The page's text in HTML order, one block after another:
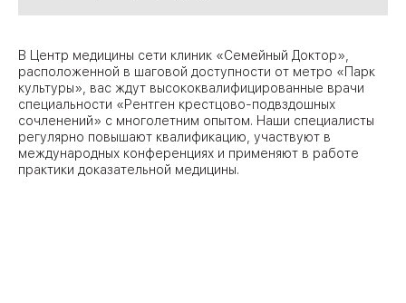
ЗАО 03
16
Академика
Янгеля
В Центр медицины сети клиник «Семейный Доктор»,
расположенной в шаговой доступности от метро «Парк
культуры», вас ждут высококвалифицированные врачи
специальности «Рентген крестцово-подвздошных
сочленений» с многолетним опытом. Наши специалисты
регулярно повышают квалификацию, участвуют в
международных конференциях и применяют в работе
практики доказательной медицины.